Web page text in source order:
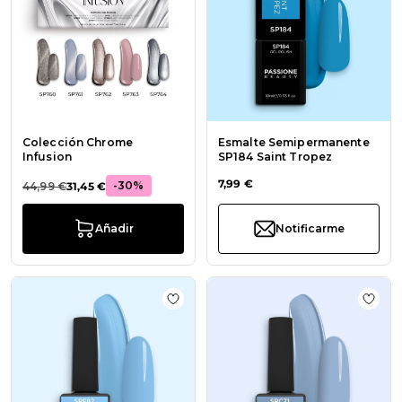
Colección Chrome
Infusion
44,99 €31,45 € -30%
Añadir
Esmalte Semipermanente
SP184 Saint Tropez
7,99 €
Notificarme
Añadir a la lista de deseos Esmalte